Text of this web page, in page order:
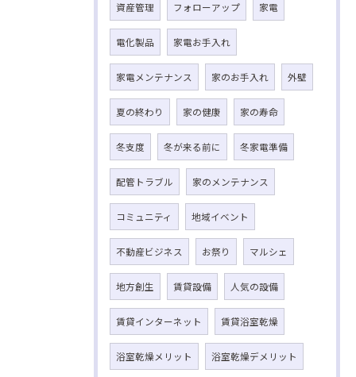
資産管理 フォローアップ 家電
電化製品 家電お手入れ
家電メンテナンス 家のお手入れ 外壁
夏の終わり 家の健康 家の寿命
冬支度 冬が来る前に 冬家電準備
配管トラブル 家のメンテナンス
コミュニティ 地域イベント
不動産ビジネス お祭り マルシェ
地方創生 賃貸設備 人気の設備
賃貸インターネット 賃貸浴室乾燥
浴室乾燥メリット 浴室乾燥デメリット